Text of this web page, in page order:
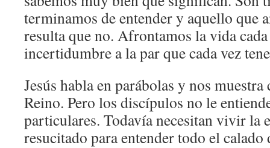
terminamos de entender y aquello que
resulta que no. Afrontamos la vida
incertidumbre a la par que cada vez
Jesús habla en parábolas y nos
Reino. Pero los discípulos no le
particulares. Todavía necesitan vivir la
resucitado para entender todo el calado